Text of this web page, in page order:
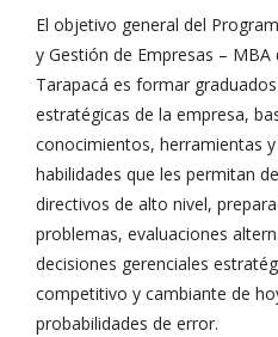
El objetivo general del
y Gestión de Empresas – MBA
Tarapacá es formar
estratégicas de la empresa,
conocimientos, herramientas
habilidades que les permitan
directivos de alto nivel,
problemas, evaluaciones
decisiones gerenciales
competitivo y cambiante de
probabilidades de error.